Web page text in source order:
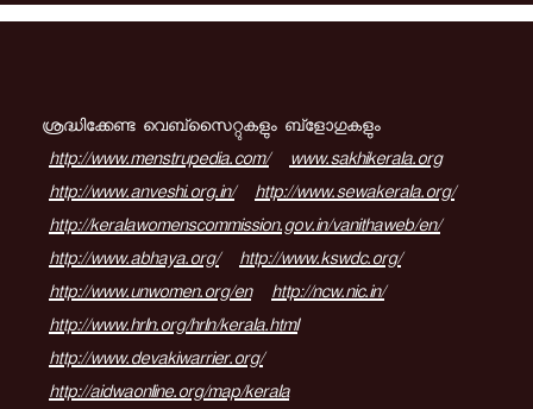
ശ്രദ്ധിക്കേണ്ട വെബ്സൈറ്റുകളും ബ്ളോഗുകളും
http://www.menstrupedia.com/
www.sakhikerala.org
http://www.anveshi.org.in/
http://www.sewakerala.org/
http://keralawomenscommission.gov.in/vanithaweb/en/
http://www.abhaya.org/
http://www.kswdc.org/
http://www.unwomen.org/en
http://ncw.nic.in/
http://www.hrln.org/hrln/kerala.html
http://www.devakiwarrier.org/
http://aidwaonline.org/map/kerala